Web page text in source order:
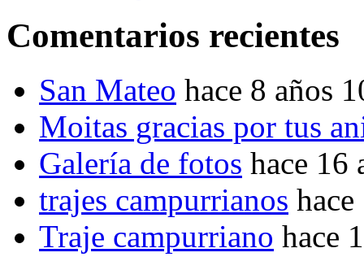
Comentarios recientes
San Mateo hace 8 años
Moitas gracias por tus
Galería de fotos hace 16
trajes campurrianos
Traje campurriano hace